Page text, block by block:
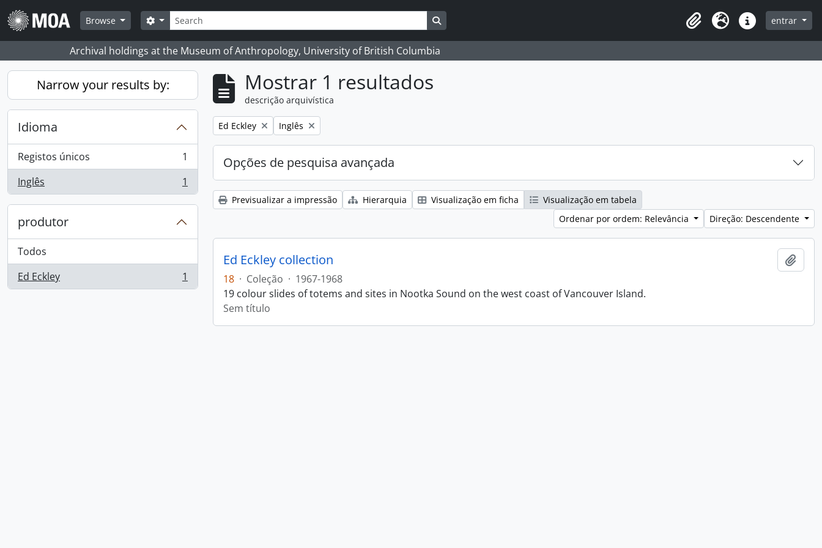
Skip to main content
Browse
Pesquisar
Search options Search in browse page
Clipboard
Idioma Ligações rápidas
entrar
Archival holdings at the Museum of Anthropology, University of British Columbia
Narrow your results by:
Idioma
Registos únicos
, 1 resultados
1
Inglês
, 1 resultados 1
produtor
Todos
Ed Eckley
, 1 resultados 1
Mostrar 1 resultados
descrição arquivística
Remove filter:
Ed Eckley Remove filter:
Inglês
Opções de pesquisa avançada
Previsualizar a impressão Hierarquia Visualização em ficha
Visualização em tabela
Ordenar por ordem: Relevância
Direção: Descendente
Ed Eckley collection
18 · Coleção · 1967-1968
19 colour slides of totems and sites in Nootka Sound on the west coast of Vancouver Island.
Sem título